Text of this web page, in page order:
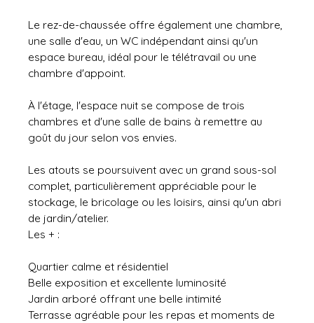
Le rez-de-chaussée offre également une chambre,
une salle d'eau, un WC indépendant ainsi qu'un
espace bureau, idéal pour le télétravail ou une
chambre d'appoint.
À l'étage, l'espace nuit se compose de trois
chambres et d'une salle de bains à remettre au
goût du jour selon vos envies.
Les atouts se poursuivent avec un grand sous-sol
complet, particulièrement appréciable pour le
stockage, le bricolage ou les loisirs, ainsi qu'un abri
de jardin/atelier.
Les + :
Quartier calme et résidentiel
Belle exposition et excellente luminosité
Jardin arboré offrant une belle intimité
Terrasse agréable pour les repas et moments de